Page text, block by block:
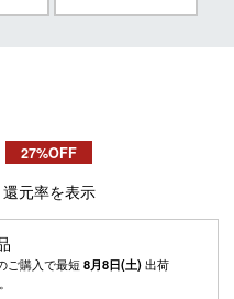
27%OFF
元率を表示
ご購入で最短8月8日(土)出荷